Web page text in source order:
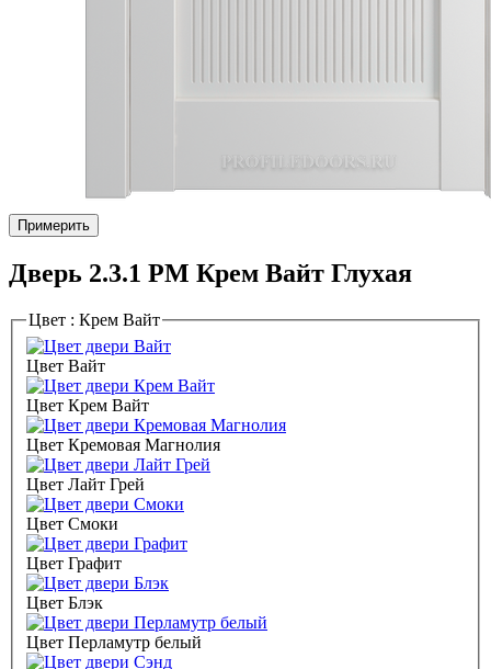
Примерить
Дверь 2.3.1 PM Крем Вайт Глухая
Цвет : Крем Вайт
Цвет Вайт
Цвет Крем Вайт
Цвет Кремовая Магнолия
Цвет Лайт Грей
Цвет Смоки
Цвет Графит
Цвет Блэк
Цвет Перламутр белый